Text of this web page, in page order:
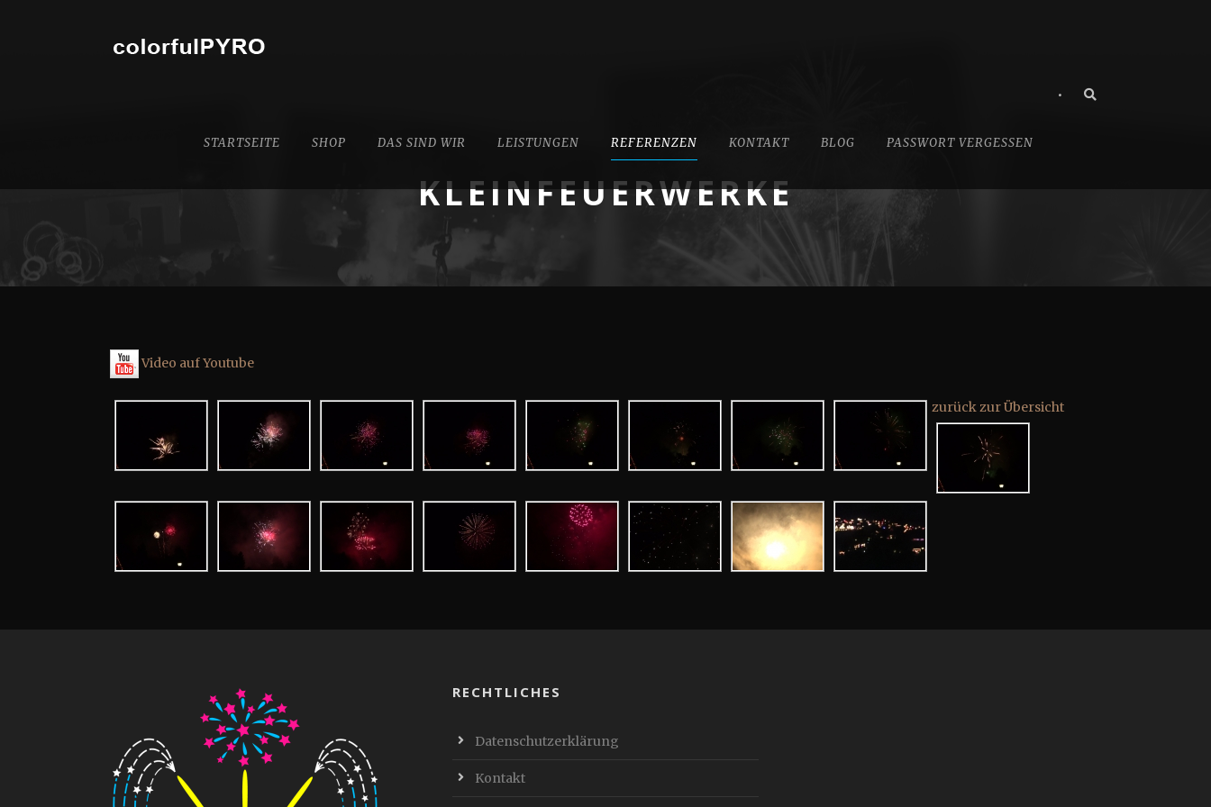
STARTSEITE SHOP DAS SIND WIR LEISTUNGEN REFERENZEN KONTAKT BLOG PASSWORT VERGESSEN
•
KLEINFEUERWERKE
Video auf Youtube
zurück zur Übersicht
RECHTLICHES
Datenschutzerklärung
Kontakt